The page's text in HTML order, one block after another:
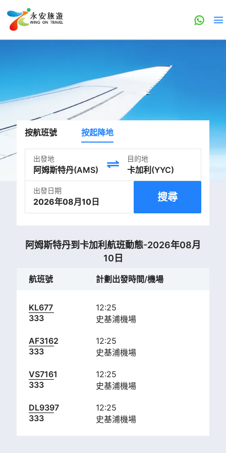
按航班號 按起降地
出發地 目的地
出發日期
2026年08月10日 搜尋
阿姆斯特丹到卡加利航班動態-2026年08月
10日
航班號 計劃出發時間/機場
KL677
333
12:25
史基浦機場
AF3162
333
12:25
史基浦機場
VS7161
333
12:25
史基浦機場
DL9397
333
12:25
史基浦機場